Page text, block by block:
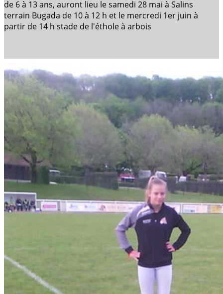
de 6 à 13 ans, auront lieu le samedi 28 mai à Salins
terrain Bugada de 10 à 12 h et le mercredi 1er juin à
partir de 14 h stade de l'éthole à arbois